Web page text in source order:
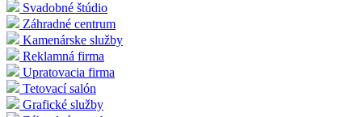
Svadobné štúdio
Záhradné centrum
Kamenárske služby
Reklamná firma
Upratovacia firma
Tetovací salón
Grafické služby